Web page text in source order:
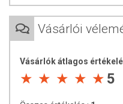
Jód: 139,4 mcg (92,9%
*NRV: felnőttek
Minőségét megőrzi: Lásd a
Vásárlói
Vásárlók átlagos
5